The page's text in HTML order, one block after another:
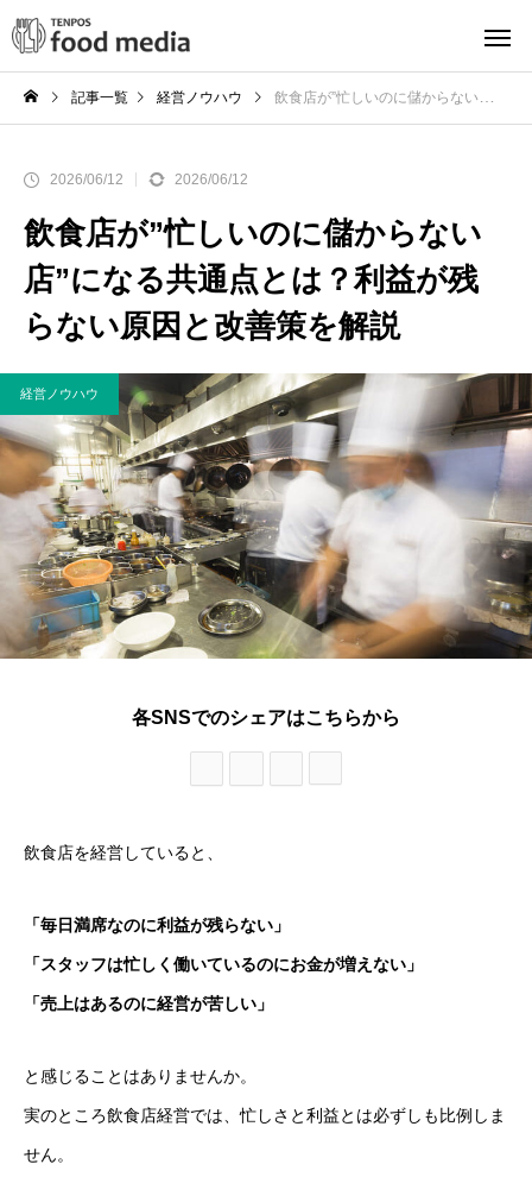
記事一覧 経営ノウハウ 飲食店が”忙しいのに儲からない店”になる共通点とは？利益が残らない原因と改善策を解説
2026/06/12 2026/06/12
飲食店が”忙しいのに儲からない
店”になる共通点とは？利益が残
らない原因と改善策を解説
経営ノウハウ
各SNSでのシェアはこちらから
飲食店を経営していると、
「毎日満席なのに利益が残らない」
「スタッフは忙しく働いているのにお金が増えない」
「売上はあるのに経営が苦しい」
と感じることはありませんか。
実のところ飲食店経営では、忙しさと利益とは必ずしも比例しま
せん。